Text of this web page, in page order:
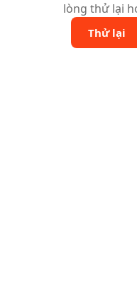
lòng thử lại
Thử lại